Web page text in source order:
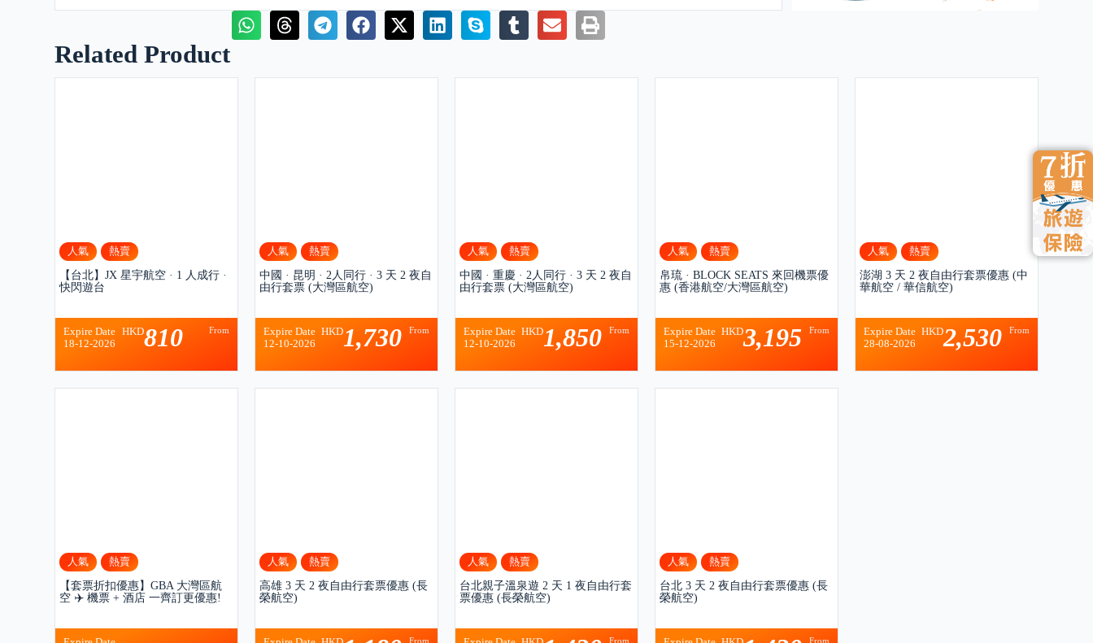
Related Product
人氣 熱賣
【台北】JX 星宇航空 · 1 人成行 ·
快閃遊台
Expire Date
18-12-2026
From
HKD810
人氣 熱賣
中國 · 昆明 · 2人同行 · 3 天 2 夜自
由行套票 (大灣區航空)
Expire Date
12-10-2026
From
HKD1,730
人氣 熱賣
中國 · 重慶 · 2人同行 · 3 天 2 夜自
由行套票 (大灣區航空)
Expire Date
12-10-2026
From
HKD1,850
人氣 熱賣
帛琉 · BLOCK SEATS 來回機票優
惠 (香港航空/大灣區航空)
Expire Date
15-12-2026
From
HKD3,195
人氣 熱賣
澎湖 3 天 2 夜自由行套票優惠 (中
華航空 / 華信航空)
Expire Date
28-08-2026
From
HKD2,530
人氣 熱賣
【套票折扣優惠】GBA 大灣區航
空 ✈️ 機票 + 酒店 一齊訂更優惠!
人氣 熱賣
高雄 3 天 2 夜自由行套票優惠 (長
榮航空)
From
人氣 熱賣
台北親子溫泉遊 2 天 1 夜自由行套
票優惠 (長榮航空)
From
人氣 熱賣
台北 3 天 2 夜自由行套票優惠 (長
榮航空)
From